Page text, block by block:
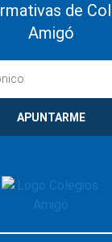
de
Amigó
APUNTARME